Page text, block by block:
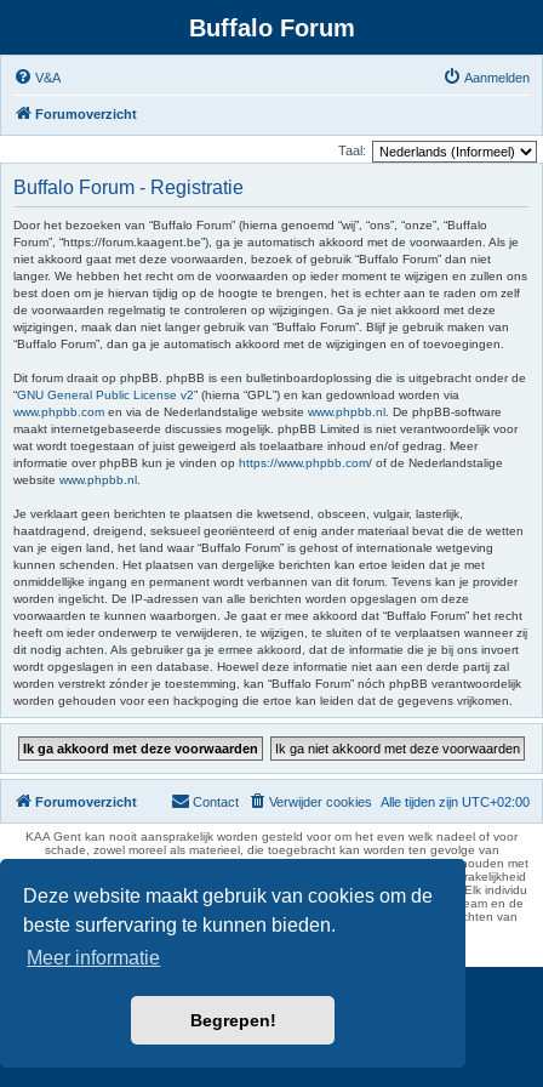
Deze website maakt gebruik van cookies om de
beste surfervaring te kunnen bieden.
Meer informatie
Begrepen!
Buffalo Forum
V&A Aanmelden
Forumoverzicht
Taal:
Buffalo Forum - Registratie
Door het bezoeken van “Buffalo Forum” (hierna genoemd “wij”, “ons”, “onze”, “Buffalo
Forum”, “https://forum.kaagent.be”), ga je automatisch akkoord met de voorwaarden. Als je
niet akkoord gaat met deze voorwaarden, bezoek of gebruik “Buffalo Forum” dan niet
langer. We hebben het recht om de voorwaarden op ieder moment te wijzigen en zullen ons
best doen om je hiervan tijdig op de hoogte te brengen, het is echter aan te raden om zelf
de voorwaarden regelmatig te controleren op wijzigingen. Ga je niet akkoord met deze
wijzigingen, maak dan niet langer gebruik van “Buffalo Forum”. Blijf je gebruik maken van
“Buffalo Forum”, dan ga je automatisch akkoord met de wijzigingen en of toevoegingen.
Dit forum draait op phpBB. phpBB is een bulletinboardoplossing die is uitgebracht onder de
“GNU General Public License v2” (hierna “GPL”) en kan gedownload worden via
www.phpbb.com en via de Nederlandstalige website www.phpbb.nl . De phpBB-software
maakt internetgebaseerde discussies mogelijk. phpBB Limited is niet verantwoordelijk voor
wat wordt toegestaan of juist geweigerd als toelaatbare inhoud en/of gedrag. Meer
informatie over phpBB kun je vinden op https://www.phpbb.com/ of de Nederlandstalige
website www.phpbb.nl
Je verklaart geen berichten te plaatsen die kwetsend, obsceen, vulgair, lasterlijk,
haatdragend, dreigend, seksueel georiënteerd of enig ander materiaal bevat die de wetten
van je eigen land, het land waar “Buffalo Forum” is gehost of internationale wetgeving
kunnen schenden. Het plaatsen van dergelijke berichten kan ertoe leiden dat je met
onmiddellijke ingang en permanent wordt verbannen van dit forum. Tevens kan je provider
worden ingelicht. De IP-adressen van alle berichten worden opgeslagen om deze
voorwaarden te kunnen waarborgen. Je gaat er mee akkoord dat “Buffalo Forum” het recht
heeft om ieder onderwerp te verwijderen, te wijzigen, te sluiten of te verplaatsen wanneer zij
dit nodig achten. Als gebruiker ga je ermee akkoord, dat de informatie die je bij ons invoert
wordt opgeslagen in een database. Hoewel deze informatie niet aan een derde partij zal
worden verstrekt zónder je toestemming, kan “Buffalo Forum” nóch phpBB verantwoordelijk
worden gehouden voor een hackpoging die ertoe kan leiden dat de gegevens vrijkomen.
Forumoverzicht Alle tijden zijn UTC+02:00
Verwijder cookies
Contact
KAA Gent kan nooit aansprakelijk worden gesteld voor om het even welk nadeel of voor
schade, zowel moreel als materieel, die toegebracht kan worden ten gevolge van
feitelijkheden en daden van derden die rechtstreeks of onrechtstreeks verband houden met
de gegevens vermeld op de website van KAA Gent. Deze ontheffing van aansprakelijkheid
geldt inzonderheid voor het forum, waarvan KAA Gent zich volledig distantieert. Elk individu
is dus verantwoordelijk voor zijn uitlatingen op het Buffalo Forum. Ook het webteam en de
moderators kunnen niet aansprakelijk gesteld worden voor de inhoud van berichten van
gebruikers.